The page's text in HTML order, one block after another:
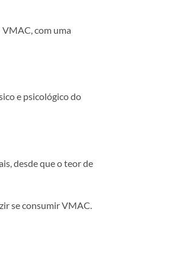
com uma
e psicológico do
desde que o teor de
se consumir VMAC.